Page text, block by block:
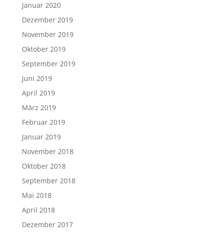
Januar 2020
Dezember 2019
November 2019
Oktober 2019
September 2019
Juni 2019
April 2019
März 2019
Februar 2019
Januar 2019
November 2018
Oktober 2018
September 2018
Mai 2018
April 2018
Dezember 2017